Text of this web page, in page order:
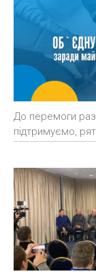
До перемоги
підтримуємо,